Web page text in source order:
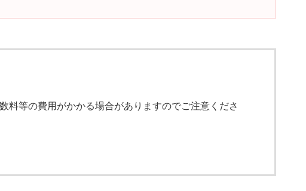
料等の費用がかかる場合がありますのでご注意くださ